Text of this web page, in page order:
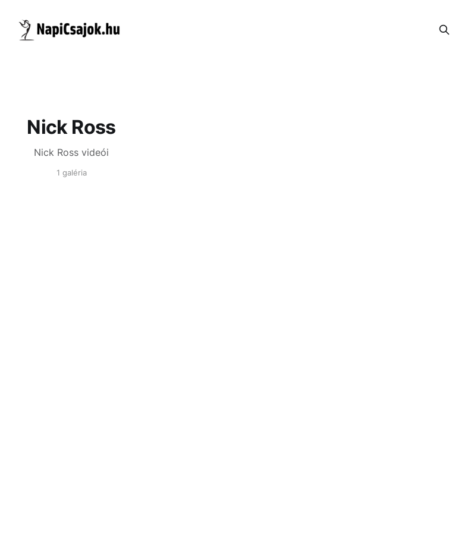
Nick Ross
Nick Ross videói
1 galéria